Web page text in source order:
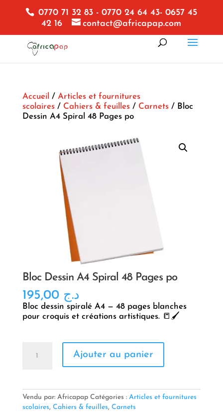
0770 71 32 83 - 0770 24 64 43- 0657 45
42 16
contact@africapap.com
Accueil / Articles et fournitures
scolaires/ Cahiers & feuilles/ Carnets/ Bloc
Dessin A4 Spiral 48 Pages po
Bloc Dessin A4 Spiral 48 Pages po
د.ج 195,00
Bloc dessin spiralé A4 — 48 pages blanches
pour croquis et créations artistiques. 📒🖌️
Spiral
48
Ajouter au panier
Vendu par: Africapap Catégories : Articles et fournitures
scolaires, Cahiers & feuilles, Carnets